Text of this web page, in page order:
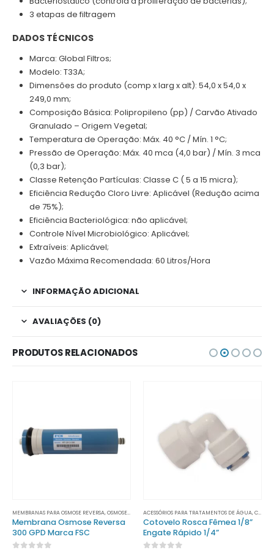
3 etapas de filtragem
DADOS TÉCNICOS
Marca: Global Filtros;
Modelo: T33A;
Dimensões do produto (comp x larg x alt): 54,0 x 54,0 x
249,0 mm;
Composição Básica: Polipropileno (pp) / Carvão Ativado
Granulado – Origem Vegetal;
Temperatura de Operação: Máx. 40 °C / Mín. 1 °C;
Pressão de Operação: Máx. 40 mca (4,0 bar) / Mín. 3 mca
(0,3 bar);
Classe Retenção Partículas: Classe C ( 5 a 15 micra);
Eficiência Redução Cloro Livre: Aplicável (Redução acima
de 75%);
Eficiência Bacteriológica: não aplicável;
Controle Nível Microbiológico: Aplicável;
Extraíveis: Aplicável;
Vazão Máxima Recomendada: 60 Litros/Hora
INFORMAÇÃO ADICIONAL
AVALIAÇÕES (0)
PRODUTOS RELACIONADOS
,TRATAMENTO DE ÁGUA
MEMBRANAS PARA OSMOSE REVERSA,OSMOSE REVERSA ,TRATAMENTO DE ÁGUA
Membrana Osmose Reversa
300 GPD Marca FSC
ACESSÓRIOS PARA TRATAMENTOS DE ÁGUA,CONECTORES
Cotovelo Rosca Fêmea 1/8”
Engate Rápido 1/4”